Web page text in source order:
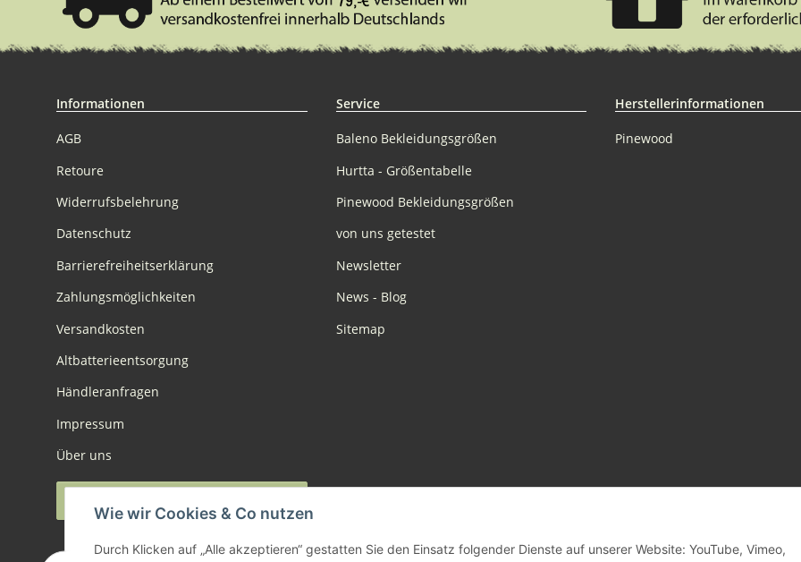
Wie wir Cookies & Co nutzen
Durch Klicken auf „Alle akzeptieren“ gestatten Sie den Einsatz folgender Dienste auf unserer Website: YouTube, Vimeo,
Informationen
AGB
Retoure
Widerrufsbelehrung
Datenschutz
Barrierefreiheitserklärung
Zahlungsmöglichkeiten
Versandkosten
Altbatterieentsorgung
Händleranfragen
Impressum
Über uns
Service
Baleno Bekleidungsgrößen
Hurtta - Größentabelle
Pinewood Bekleidungsgrößen
von uns getestet
Newsletter
News - Blog
Sitemap
Herstellerinformationen
Pinewood